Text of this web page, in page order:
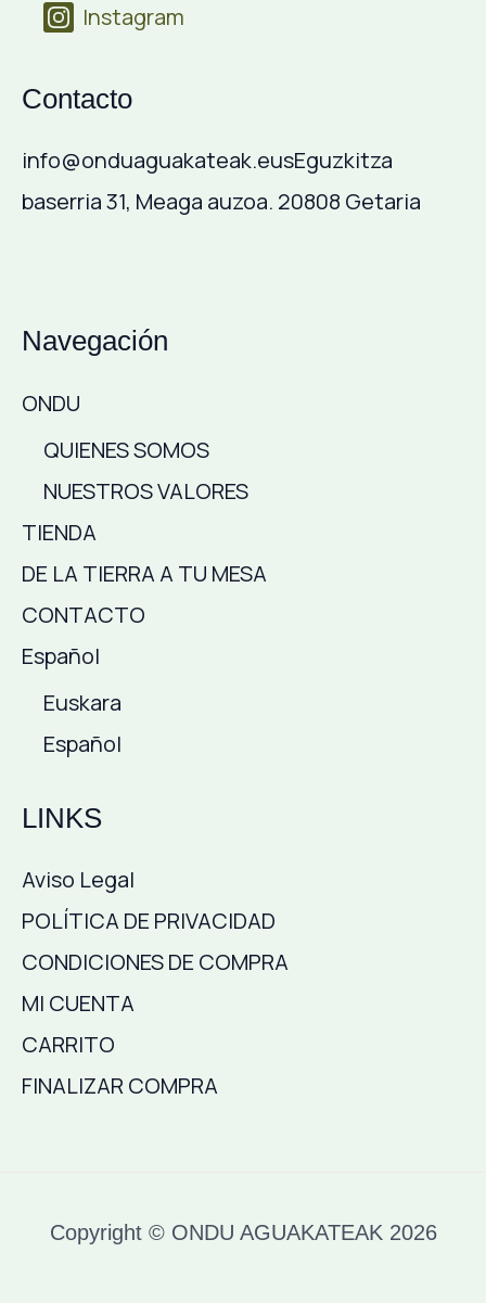
Instagram
Contacto
info@onduaguakateak.eusEguzkitza
baserria 31, Meaga auzoa. 20808 Getaria
Navegación
ONDU
QUIENES SOMOS
NUESTROS VALORES
TIENDA
DE LA TIERRA A TU MESA
CONTACTO
Español
Euskara
Español
LINKS
Aviso Legal
POLÍTICA DE PRIVACIDAD
CONDICIONES DE COMPRA
MI CUENTA
CARRITO
FINALIZAR COMPRA
Copyright © ONDU AGUAKATEAK 2026